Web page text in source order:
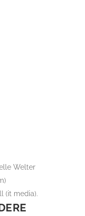
Welter
(it media).